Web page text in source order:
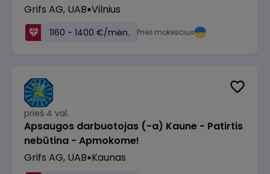
Grifs AG, UAB Vilnius
1160 - 1400 €/mėn. Prieš mokesčius
prieš 4 val.
Apsaugos darbuotojas (-a) Kaune - Patirtis
nebūtina - Apmokome!
Grifs AG, UAB Kaunas